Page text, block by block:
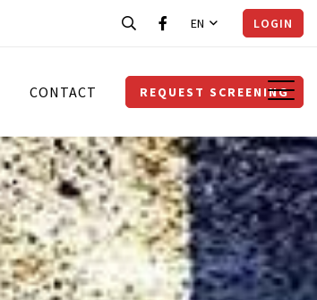
EN LOGIN
CONTACT REQUEST SCREENING